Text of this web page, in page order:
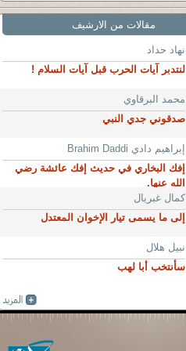
مقالات من الارشيف
نهاد حداد
لنتدبر آيات الحرب قبل آيات السلام !
محمد البرقاوي
صدقوني جدي النبي
إبراهيم دادي Brahim Daddi
إفك البخاري في حديث إفك عائشة رضي
الله عنها.
كمال غبريال
إلى ما يسمى تيار الإخوان المعتدل
نبيل هلال
سأنتخب أبا لهب